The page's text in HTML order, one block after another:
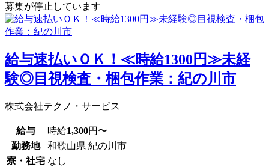
募集が停止しています
給与速払いＯＫ！≪時給1300円≫未経
験◎目視検査・梱包作業：紀の川市
株式会社テクノ・サービス
給与 時給1,300円〜
勤務地
和歌山県 紀の川市
寮・社宅 なし